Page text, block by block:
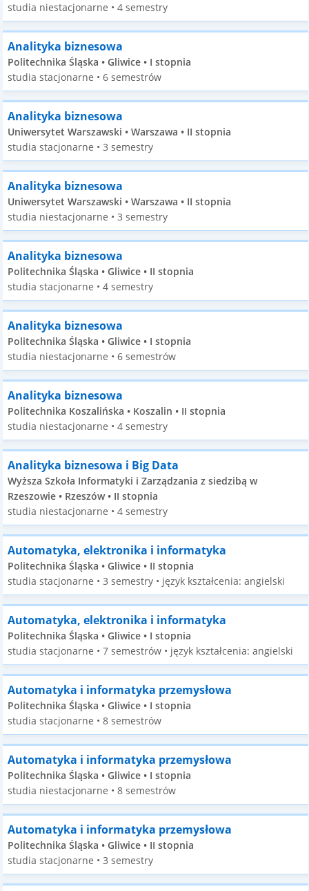
studia niestacjonarne • 4 semestry
Analityka biznesowa
Politechnika Śląska • Gliwice • I stopnia
studia stacjonarne • 6 semestrów
Analityka biznesowa
Uniwersytet Warszawski • Warszawa • II stopnia
studia stacjonarne • 3 semestry
Analityka biznesowa
Uniwersytet Warszawski • Warszawa • II stopnia
studia niestacjonarne • 3 semestry
Analityka biznesowa
Politechnika Śląska • Gliwice • II stopnia
studia stacjonarne • 4 semestry
Analityka biznesowa
Politechnika Śląska • Gliwice • I stopnia
studia niestacjonarne • 6 semestrów
Analityka biznesowa
Politechnika Koszalińska • Koszalin • II stopnia
studia niestacjonarne • 4 semestry
Analityka biznesowa i Big Data
Wyższa Szkoła Informatyki i Zarządzania z siedzibą w
Rzeszowie • Rzeszów • II stopnia
studia niestacjonarne • 4 semestry
Automatyka, elektronika i informatyka
Politechnika Śląska • Gliwice • II stopnia
studia stacjonarne • 3 semestry • język kształcenia: angielski
Automatyka, elektronika i informatyka
Politechnika Śląska • Gliwice • I stopnia
studia stacjonarne • 7 semestrów • język kształcenia: angielski
Automatyka i informatyka przemysłowa
Politechnika Śląska • Gliwice • I stopnia
studia stacjonarne • 8 semestrów
Automatyka i informatyka przemysłowa
Politechnika Śląska • Gliwice • I stopnia
studia niestacjonarne • 8 semestrów
Automatyka i informatyka przemysłowa
Politechnika Śląska • Gliwice • II stopnia
studia stacjonarne • 3 semestry